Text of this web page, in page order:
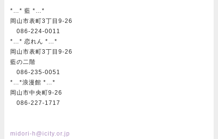
*…* 藍 *…*
岡山市表町3丁目9-26
086-224-0011
*…* 恋れん *…*
岡山市表町3丁目9-26
藍の二階
086-235-0051
*…*浪漫館 *…*
岡山市中央町9-26
086-227-1717
midori-h@icity.or.jp